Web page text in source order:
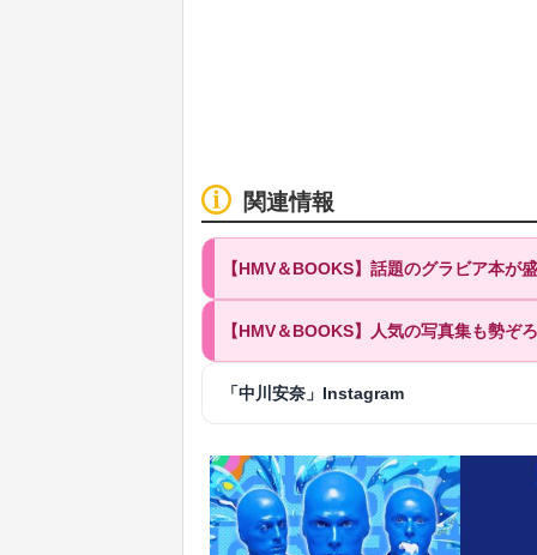
関連情報
【HMV＆BOOKS】話題のグラビア本
【HMV＆BOOKS】人気の写真集も勢ぞ
「中川安奈」Instagram